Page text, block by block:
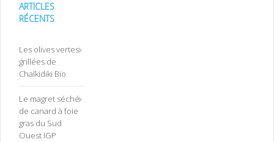
ARTICLES
RÉCENTS
Les olives vertes
grillées de
Chalkidiki Bio
Le magret séché
de canard à foie
gras du Sud
Ouest IGP